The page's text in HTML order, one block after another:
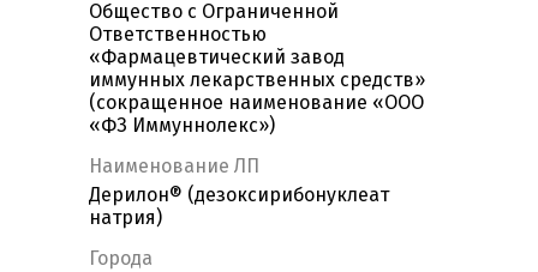
Общество с Ограниченной
Ответственностью
«Фармацевтический завод
иммунных лекарственных средств»
(сокращенное наименование «ООО
«ФЗ Иммуннолекс»)
Наименование ЛП
Дерилон® (дезоксирибонуклеат
натрия)
Города